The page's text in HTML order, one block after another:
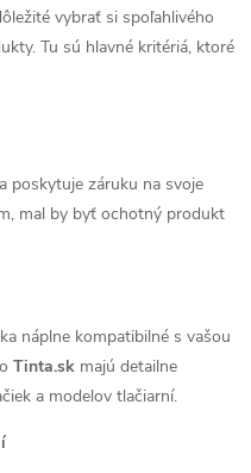
vybrať si spoľahlivého
Tu sú hlavné kritériá, ktoré
poskytuje záruku na svoje
mal by byť ochotný produkt
náplne kompatibilné s vašou
Tinta.sk majú detailne
a modelov tlačiarní.